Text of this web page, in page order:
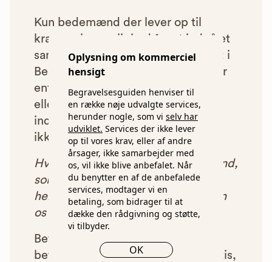
Oplysning om kommerciel
hensigt
Begravelsesguiden henviser til
en række nøje udvalgte services,
herunder nogle, som vi selv har
udviklet. Services der ikke lever
op til vores krav, eller af andre
årsager, ikke samarbejder med
os, vil ikke blive anbefalet. Når
du benytter en af de anbefalede
services, modtager vi en
betaling, som bidrager til at
dække den rådgivning og støtte,
vi tilbyder.
OK
Kun bedemænd der lever op til
kravene har mulighed for at indgå et
samarbejde med os om at blive vist i
Begravelsesguiden. Bedemænd der
enten ikke lever op til vores krav,
eller som af andre årsager ikke har
indgået et samarbejde med os, vil
ikke blive vist i vores anbefalinger.
Hver gang du benytter en bedemand,
som vi har godkendt, anbefalet og
henvist dig til, betaler bedemanden
os et beløb for denne henvisning.
Betalingen for vores henvisninger
betyder, at vores rådgivning er gratis,